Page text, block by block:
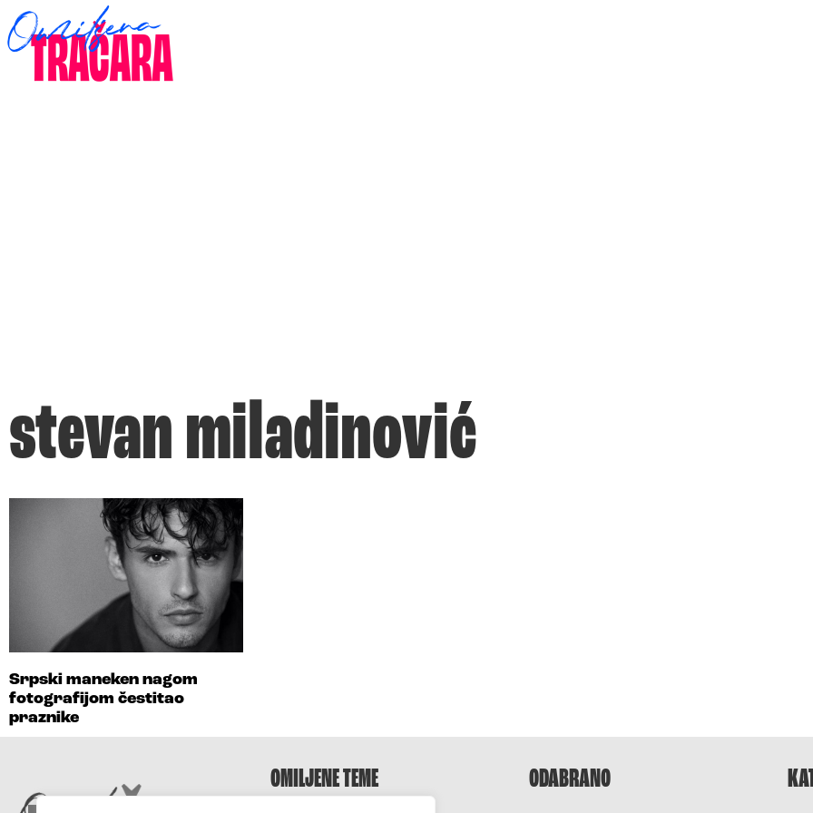
stevan miladinović
Srpski maneken nagom
fotografijom čestitao
praznike
OMILJENE TEME ODABRANO